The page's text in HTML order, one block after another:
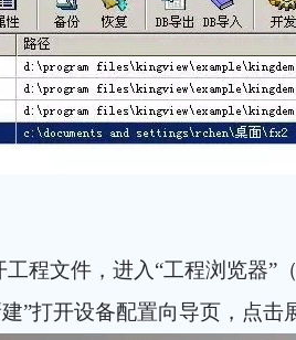
程文件，进入“工程浏览器”
”打开设备配置向导页，点击